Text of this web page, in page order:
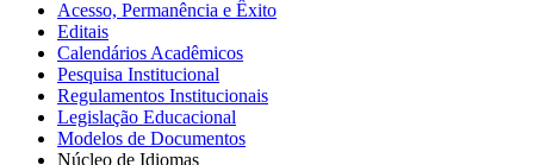
Acesso, Permanência e Êxito
Editais
Calendários Acadêmicos
Pesquisa Institucional
Regulamentos Institucionais
Legislação Educacional
Modelos de Documentos
Núcleo de Idiomas